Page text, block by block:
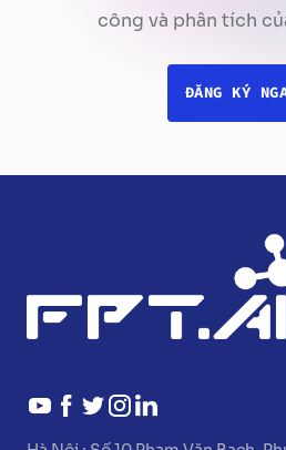
công và phân tích
ĐĂNG KÝ